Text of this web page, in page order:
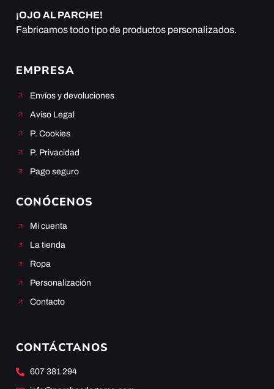
¡OJO AL PARCHE!
Fabricamos todo tipo de productos personalizados.
EMPRESA
Envíos y devoluciones
Aviso Legal
P. Cookies
P. Privacidad
Pago seguro
CONÓCENOS
Mi cuenta
La tienda
Ropa
Personalización
Contacto
CONTÁCTANOS
607 381 294